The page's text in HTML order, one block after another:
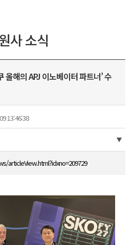
사 소식
올해의 APJ 이노베이터 파트너’ 수
13:46:38
articleView.html?idxno=209729